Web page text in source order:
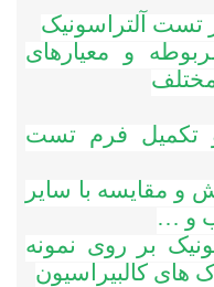
تست آلتراسونیک
و معیارهای
و تکمیل فرم تست
و مقایسه با سایر
و …
بر روی نمونه
کالبیراسیون